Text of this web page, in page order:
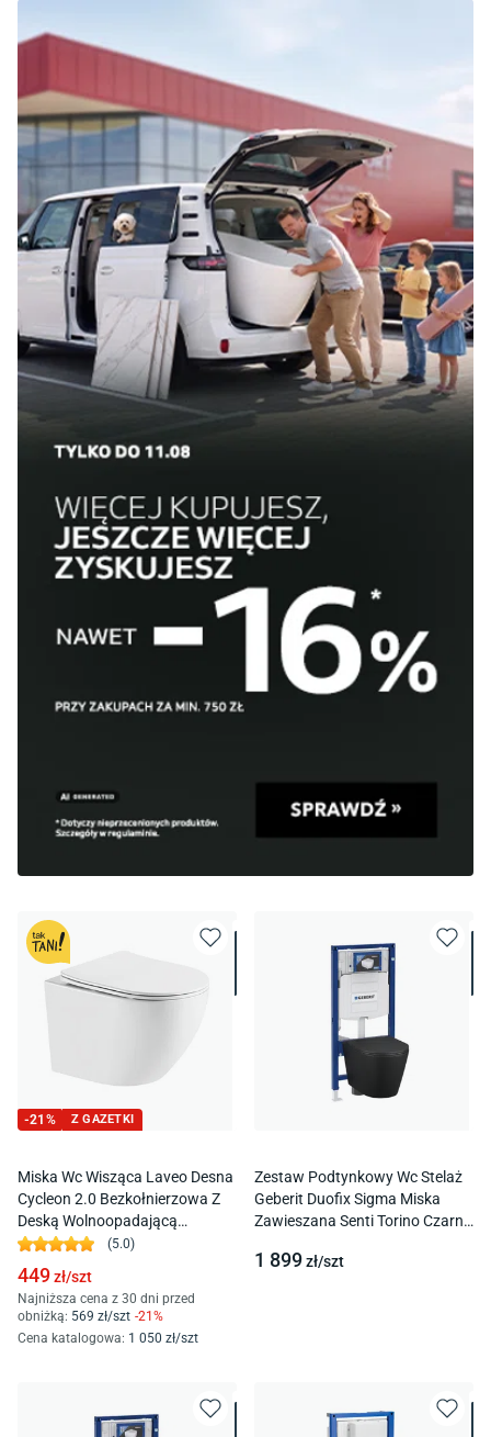
-21 % Z GAZETKI
Miska Wc Wisząca Laveo Desna
Cycleon 2.0 Bezkołnierzowa Z
Deską Wolnoopadającą
Duroplast Vmd_610S
(5.0)
449zł/szt
Najniższa cena z 30 dni przed
obniżką: 569 zł/szt -21%
Cena katalogowa: 1 050 zł/szt
Zestaw Podtynkowy Wc Stelaż
Geberit Duofix Sigma Miska
Zawieszana Senti Torino Czarny
1 899zł/szt